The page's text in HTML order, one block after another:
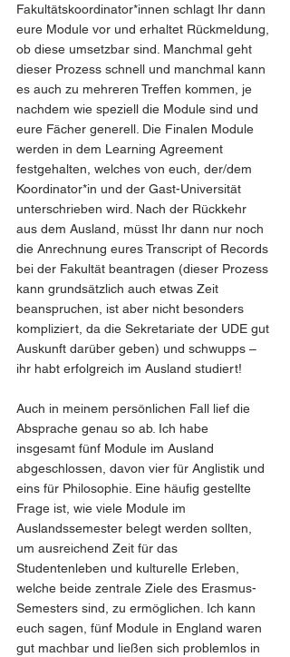
Fakultätskoordinator*innen schlagt Ihr dann
eure Module vor und erhaltet Rückmeldung,
ob diese umsetzbar sind. Manchmal geht
dieser Prozess schnell und manchmal kann
es auch zu mehreren Treffen kommen, je
nachdem wie speziell die Module sind und
eure Fächer generell. Die Finalen Module
werden in dem Learning Agreement
festgehalten, welches von euch, der/dem
Koordinator*in und der Gast-Universität
unterschrieben wird. Nach der Rückkehr
aus dem Ausland, müsst Ihr dann nur noch
die Anrechnung eures Transcript of Records
bei der Fakultät beantragen (dieser Prozess
kann grundsätzlich auch etwas Zeit
beanspruchen, ist aber nicht besonders
kompliziert, da die Sekretariate der UDE gut
Auskunft darüber geben) und schwupps –
ihr habt erfolgreich im Ausland studiert!
Auch in meinem persönlichen Fall lief die
Absprache genau so ab. Ich habe
insgesamt fünf Module im Ausland
abgeschlossen, davon vier für Anglistik und
eins für Philosophie. Eine häufig gestellte
Frage ist, wie viele Module im
Auslandssemester belegt werden sollten,
um ausreichend Zeit für das
Studentenleben und kulturelle Erleben,
welche beide zentrale Ziele des Erasmus-
Semesters sind, zu ermöglichen. Ich kann
euch sagen, fünf Module in England waren
gut machbar und ließen sich problemlos in